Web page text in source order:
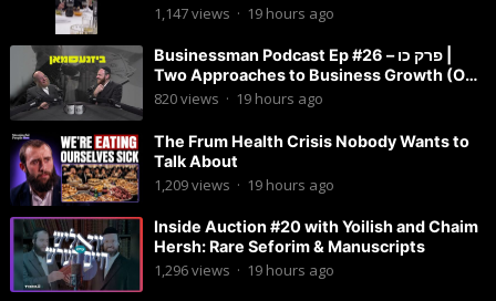
1,147views · 19 hours ago
Businessman Podcast Ep #26 – פרק כו |
Two Approaches to Business Growth (One
Is Often Overlooked)
820views · 19 hours ago
The Frum Health Crisis Nobody Wants to
Talk About
1,209views · 19 hours ago
Inside Auction #20 with Yoilish and Chaim
Hersh: Rare Seforim & Manuscripts
1,296views · 19 hours ago